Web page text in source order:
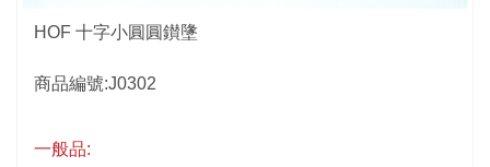
HOF 十字小圓圓鑚墬
商品編號:J0302
一般品: